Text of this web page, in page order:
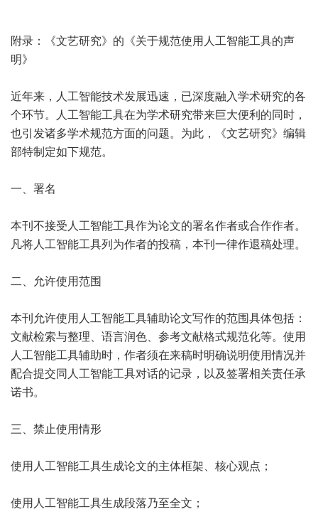
附录：《文艺研究》的《关于规范使用人工智能工具的声
明》
近年来，人工智能技术发展迅速，已深度融入学术研究的各
个环节。人工智能工具在为学术研究带来巨大便利的同时，
也引发诸多学术规范方面的问题。为此，《文艺研究》编辑
部特制定如下规范。
一、署名
本刊不接受人工智能工具作为论文的署名作者或合作作者。
凡将人工智能工具列为作者的投稿，本刊一律作退稿处理。
二、允许使用范围
本刊允许使用人工智能工具辅助论文写作的范围具体包括：
文献检索与整理、语言润色、参考文献格式规范化等。使用
人工智能工具辅助时，作者须在来稿时明确说明使用情况并
配合提交同人工智能工具对话的记录，以及签署相关责任承
诺书。
三、禁止使用情形
使用人工智能工具生成论文的主体框架、核心观点；
使用人工智能工具生成段落乃至全文；